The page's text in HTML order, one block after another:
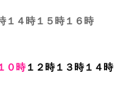
時１５時１６時
０時１２時１３時１４時